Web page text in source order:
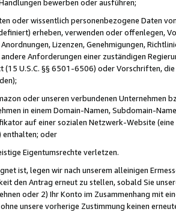
bewerben oder ausführen;
oder wissentlich personenbezogene Daten
erheben, verwenden oder offenlegen,
Lizenzen, Genehmigungen,
Anforderungen einer zuständigen
(15 U.S.C. §§ 6501-6506) oder Vorschriften,
oder unseren verbundenen Unternehmen
in einem Domain-Namen, Subdomain-
auf einer sozialen Netzwerk-Website
enthalten; oder
Eigentumsrechte verletzen.
ist, legen wir nach unserem alleinigen
den Antrag erneut zu stellen, sobald Sie
oder 2) Ihr Konto im Zusammenhang mit
unsere vorherige Zustimmung keinen